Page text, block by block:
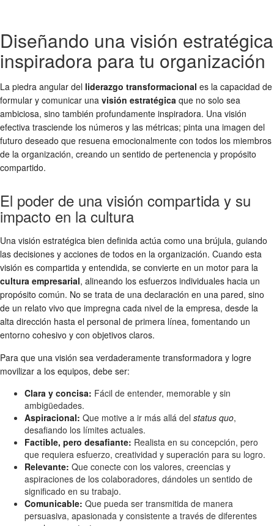
Diseñando una visión estratégica
inspiradora para tu organización
La piedra angular del liderazgo transformacional es la capacidad de
formular y comunicar una visión estratégica que no solo sea
ambiciosa, sino también profundamente inspiradora. Una visión
efectiva trasciende los números y las métricas; pinta una imagen del
futuro deseado que resuena emocionalmente con todos los miembros
de la organización, creando un sentido de pertenencia y propósito
compartido.
El poder de una visión compartida y su
impacto en la cultura
Una visión estratégica bien definida actúa como una brújula, guiando
las decisiones y acciones de todos en la organización. Cuando esta
visión es compartida y entendida, se convierte en un motor para la
cultura empresarial, alineando los esfuerzos individuales hacia un
propósito común. No se trata de una declaración en una pared, sino
de un relato vivo que impregna cada nivel de la empresa, desde la
alta dirección hasta el personal de primera línea, fomentando un
entorno cohesivo y con objetivos claros.
Para que una visión sea verdaderamente transformadora y logre
movilizar a los equipos, debe ser:
Clara y concisa: Fácil de entender, memorable y sin
ambigüedades.
Aspiracional: Que motive a ir más allá del status quo,
desafiando los límites actuales.
Factible, pero desafiante: Realista en su concepción, pero
que requiera esfuerzo, creatividad y superación para su logro.
Relevante: Que conecte con los valores, creencias y
aspiraciones de los colaboradores, dándoles un sentido de
significado en su trabajo.
Comunicable: Que pueda ser transmitida de manera
persuasiva, apasionada y consistente a través de diferentes